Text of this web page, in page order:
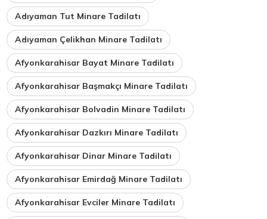
Adıyaman Tut Minare Tadilatı
Adıyaman Çelikhan Minare Tadilatı
Afyonkarahisar Bayat Minare Tadilatı
Afyonkarahisar Başmakçı Minare Tadilatı
Afyonkarahisar Bolvadin Minare Tadilatı
Afyonkarahisar Dazkırı Minare Tadilatı
Afyonkarahisar Dinar Minare Tadilatı
Afyonkarahisar Emirdağ Minare Tadilatı
Afyonkarahisar Evciler Minare Tadilatı